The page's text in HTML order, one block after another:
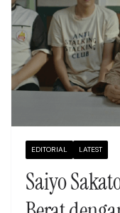
EDITORIAL LATEST
Saiyo